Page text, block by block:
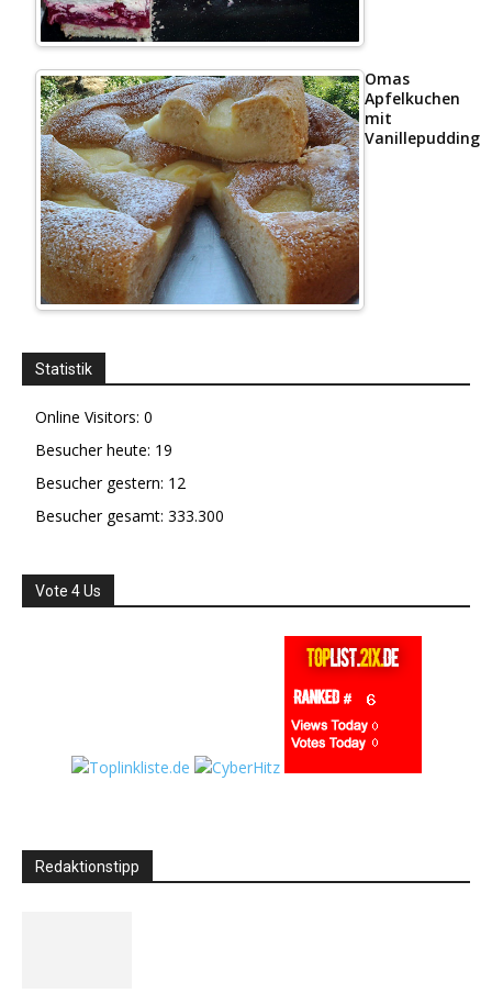
Omas
Apfelkuchen
mit
Vanillepudding
Statistik
Online Visitors: 0
Besucher heute: 19
Besucher gestern: 12
Besucher gesamt: 333.300
Vote 4 Us
Redaktionstipp